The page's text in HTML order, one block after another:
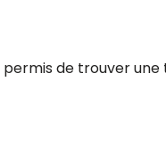
de trouver